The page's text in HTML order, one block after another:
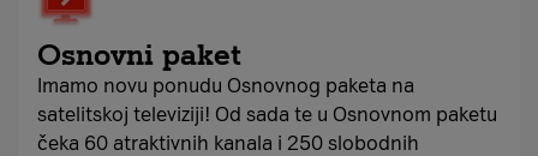
Osnovni paket
Imamo novu ponudu Osnovnog paketa na
satelitskoj televiziji! Od sada te u Osnovnom paketu
čeka 60 atraktivnih kanala i 250 slobodnih